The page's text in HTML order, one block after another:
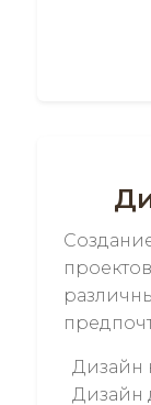
Дизайн
Дизайн